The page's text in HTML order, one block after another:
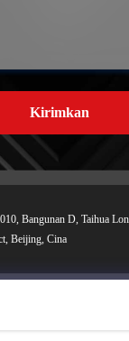
Kirimkan
Bangunan D, Taihua
Beijing, Cina